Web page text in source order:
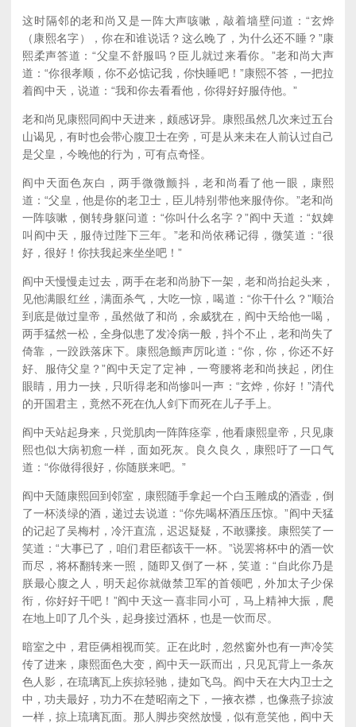
这时隔邻的老和尚又是一阵大声咳嗽，敲着墙壁问道：“玄烨
（康熙名字），你在和谁说话？这么晚了，为什么还不睡？”康
熙柔声答道：“父皇不舒服吗？臣儿就过来看你。”老和尚大声
道：“你很孝顺，你不必惦记我，你快睡吧！”康熙不答，一把拉
着阎中天，说道：“我和你去看看他，你得好好服侍他。”
老和尚见康熙同阎中天进来，颇感讶异。康熙虽然几次来过五台
山谒见，有时也会带心腹卫士在旁，可是从来未在人前认过自己
是父皇，今晚他的行为，可有点奇怪。
阎中天面色灰白，两手微微颤抖，老和尚看了他一眼，康熙
道：“父皇，他是你的老卫士，臣儿特别带他来服侍你。”老和尚
一阵咳嗽，侧转身躯问道：“你叫什么名字？”阎中天道：“奴婢
叫阎中天，服侍过陛下三年。”老和尚依稀记得，微笑道：“很
好，很好！你扶我起来坐坐吧！”
阎中天慢慢走过去，两手在老和尚胁下一架，老和尚抬起头来，
见他满眼红丝，满面杀气，大吃一惊，喝道：“你干什么？”顺治
到底是做过皇帝，虽然做了和尚，余威犹在，阎中天给他一喝，
两手猛然一松，全身似患了发冷病一般，抖个不止，老和尚失了
倚靠，一跤跌落床下。康熙急颤声厉叱道：“你，你，你还不好
好、服侍父皇？”阎中天定了定神，一弯腰将老和尚挟起，闭住
眼睛，用力一挟，只听得老和尚惨叫一声：“玄烨，你好！”清代
的开国君主，竟然不死在仇人剑下而死在儿子手上。
阎中天站起身来，只觉肌肉一阵阵痉挛，他看康熙皇帝，只见康
熙也似大病初愈一样，面如死灰。良久良久，康熙吁了一口气
道：“你做得很好，你随朕来吧。”
阎中天随康熙回到邻室，康熙随手拿起一个白玉雕成的酒壶，倒
了一杯淡绿的酒，递过去说道：“你先喝杯酒压压惊。”阎中天猛
的记起了吴梅村，冷汗直流，迟迟疑疑，不敢骤接。康熙笑了一
笑道：“大事已了，咱们君臣都该干一杯。”说罢将杯中的酒一饮
而尽，将杯翻转来一照，随即又倒了一杯，笑道：“自此你乃是
朕最心腹之人，明天起你就做禁卫军的首领吧，外加太子少保
衔，你好好干吧！”阎中天这一喜非同小可，马上精神大振，爬
在地上叩了几个头，起身接过酒杯，也是一饮而尽。
暗室之中，君臣俩相视而笑。正在此时，忽然窗外也有一声冷笑
传了进来，康熙面色大变，阎中天一跃而出，只见瓦背上一条灰
色人影，在琉璃瓦上疾掠轻驰，捷如飞鸟。阎中天在大内卫士之
中，功夫最好，功力不在楚昭南之下，一掖衣襟，也像燕子掠波
一样，掠上琉璃瓦面。那人脚步突然放慢，似有意笑他，阎中天